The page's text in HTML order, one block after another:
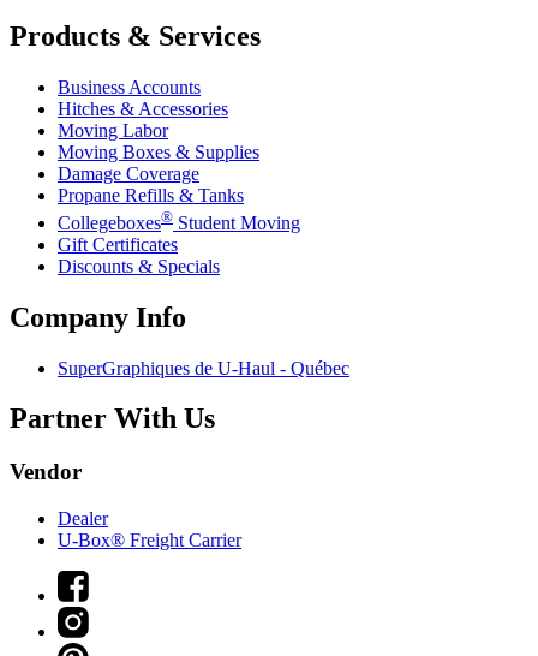
Products & Services
Business Accounts
Hitches & Accessories
Moving Labor
Moving Boxes & Supplies
Damage Coverage
Propane Refills & Tanks
Collegeboxes® Student Moving
Gift Certificates
Discounts & Specials
Company Info
SuperGraphiques de U-Haul - Québec
Partner With Us
Vendor
Dealer
U-Box® Freight Carrier